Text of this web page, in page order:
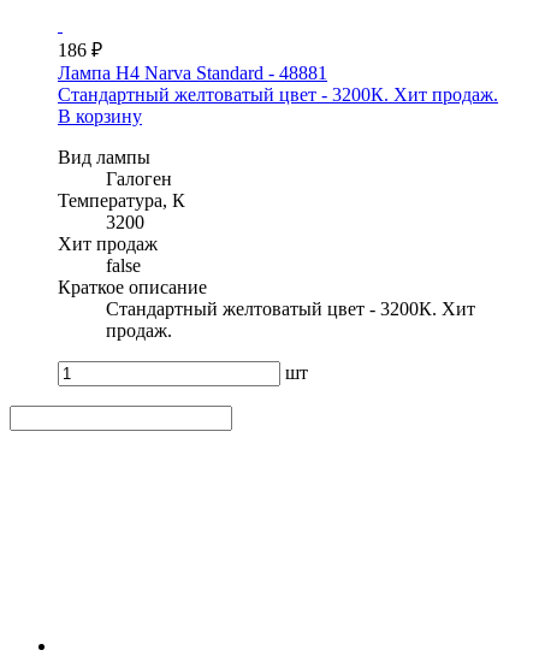
186 ₽
Лампа H4 Narva Standard - 48881
Стандартный желтоватый цвет - 3200К. Хит продаж.
В корзину
Вид лампы
Галоген
Температура, К
3200
Хит продаж
false
Краткое описание
Стандартный желтоватый цвет - 3200К. Хит
продаж.
шт